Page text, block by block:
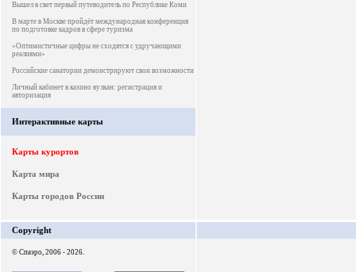
Вышел в свет первый путеводитель по Республике Коми
В марте в Москве пройдёт международная конференция
по подготовке кадров в сфере туризма
«Оптимистичные цифры не сходятся с удручающими
реалиями»
Российские санатории демонстрируют свои возможности
Личный кабинет в казино вулкан: регистрация и
авторизация
Интерактивные карты
Карты курортов
Карта мира
Карты городов России
Copyright
© Спаэро, 2006 - 2026.